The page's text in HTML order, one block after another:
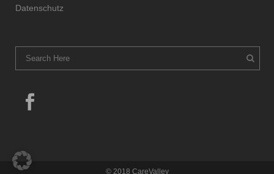
Datenschutz
© 2018 CareValley